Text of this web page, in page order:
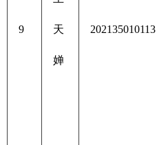
9 天
婵
202135010113